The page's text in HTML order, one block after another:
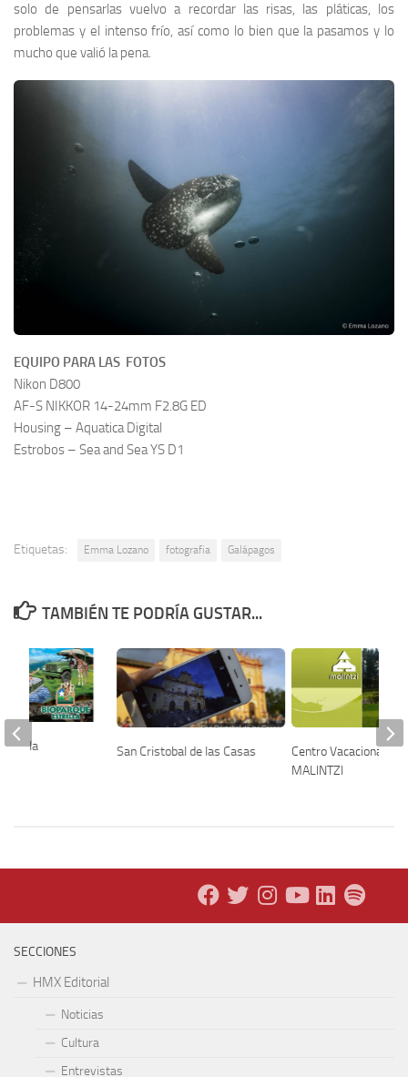
solo de pensarlas vuelvo a recordar las risas, las pláticas, los
problemas y el intenso frío, así como lo bien que la pasamos y lo
mucho que valió la pena.
EQUIPO PARA LAS FOTOS
Nikon D800
AF-S NIKKOR 14-24mm F2.8G ED
Housing – Aquatica Digital
Estrobos – Sea and Sea YS D1
Etiquetas: Emma Lozano fotografia Galápagos
TAMBIÉN TE PODRÍA GUSTAR...
San Cristobal de las Casas
Centro Vacacional
MALINTZI
SECCIONES
HMX Editorial
Noticias
Cultura
Entrevistas